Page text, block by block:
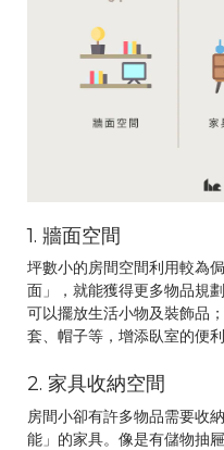
1. 牆面空間
坪數小的房間空間利用較為
面」，就能獲得更多物品規
可以擺放生活小物及裝飾品
套、帽子等，增添臥室的便利
2. 家具收納空間
房間小卻有許多物品需要收
能」的家具。像是有儲物抽